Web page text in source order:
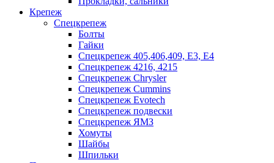
Крепеж
Спецкрепеж
Болты
Гайки
Спецкрепеж 405,406,409, Е3, Е4
Спецкрепеж 4216, 4215
Спецкрепеж Chrysler
Спецкрепеж Cummins
Спецкрепеж Evotech
Спецкрепеж подвески
Спецкрепеж ЯМЗ
Хомуты
Шайбы
Шпильки